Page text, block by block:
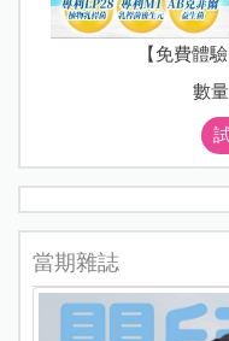
【免費體
數
當期雜誌